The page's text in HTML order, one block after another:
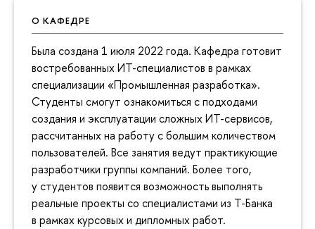
О КАФЕДРЕ
Была создана 1 июля 2022 года. Кафедра готовит
востребованных ИТ-специалистов в рамках
специализации «Промышленная разработка».
Студенты смогут ознакомиться с подходами
создания и эксплуатации сложных ИТ-сервисов,
рассчитанных на работу с большим количеством
пользователей. Все занятия ведут практикующие
разработчики группы компаний. Более того,
у студентов появится возможность выполнять
реальные проекты со специалистами из Т-Банка
в рамках курсовых и дипломных работ.